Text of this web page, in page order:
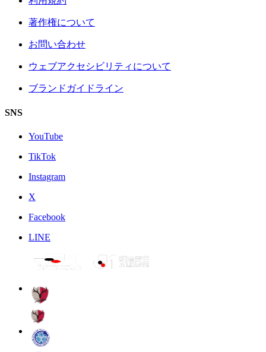
著作権について
お問い合わせ
ウェブアクセシビリティについて
ブランドガイドライン
SNS
YouTube
TikTok
Instagram
X
Facebook
LINE